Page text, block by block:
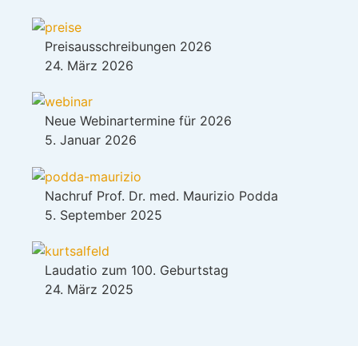
Preisausschreibungen 2026
24. März 2026
Neue Webinartermine für 2026
5. Januar 2026
Nachruf Prof. Dr. med. Maurizio Podda
5. September 2025
Laudatio zum 100. Geburtstag
24. März 2025